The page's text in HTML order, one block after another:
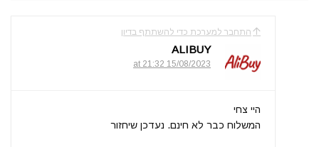
התחבר למערכת כדי להשתתף בדיון
ALIBUY
15/08/2023 at 21:32
היי צחי
המשלוח כבר לא חינם. נעדכן שיחזור